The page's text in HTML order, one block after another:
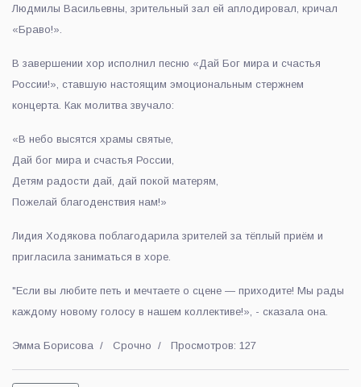
Людмилы Васильевны, зрительный зал ей аплодировал, кричал
«Браво!».
В завершении хор исполнил песню «Дай Бог мира и счастья
России!», ставшую настоящим эмоциональным стержнем
концерта. Как молитва звучало:
«В небо высятся храмы святые,
Дай бог мира и счастья России,
Детям радости дай, дай покой матерям,
Пожелай благоденствия нам!»
Лидия Ходякова поблагодарила зрителей за тёплый приём и
пригласила заниматься в хоре.
"Если вы любите петь и мечтаете о сцене — приходите! Мы рады
каждому новому голосу в нашем коллективе!», - сказала она.
Эмма Борисова Срочно Просмотров: 127